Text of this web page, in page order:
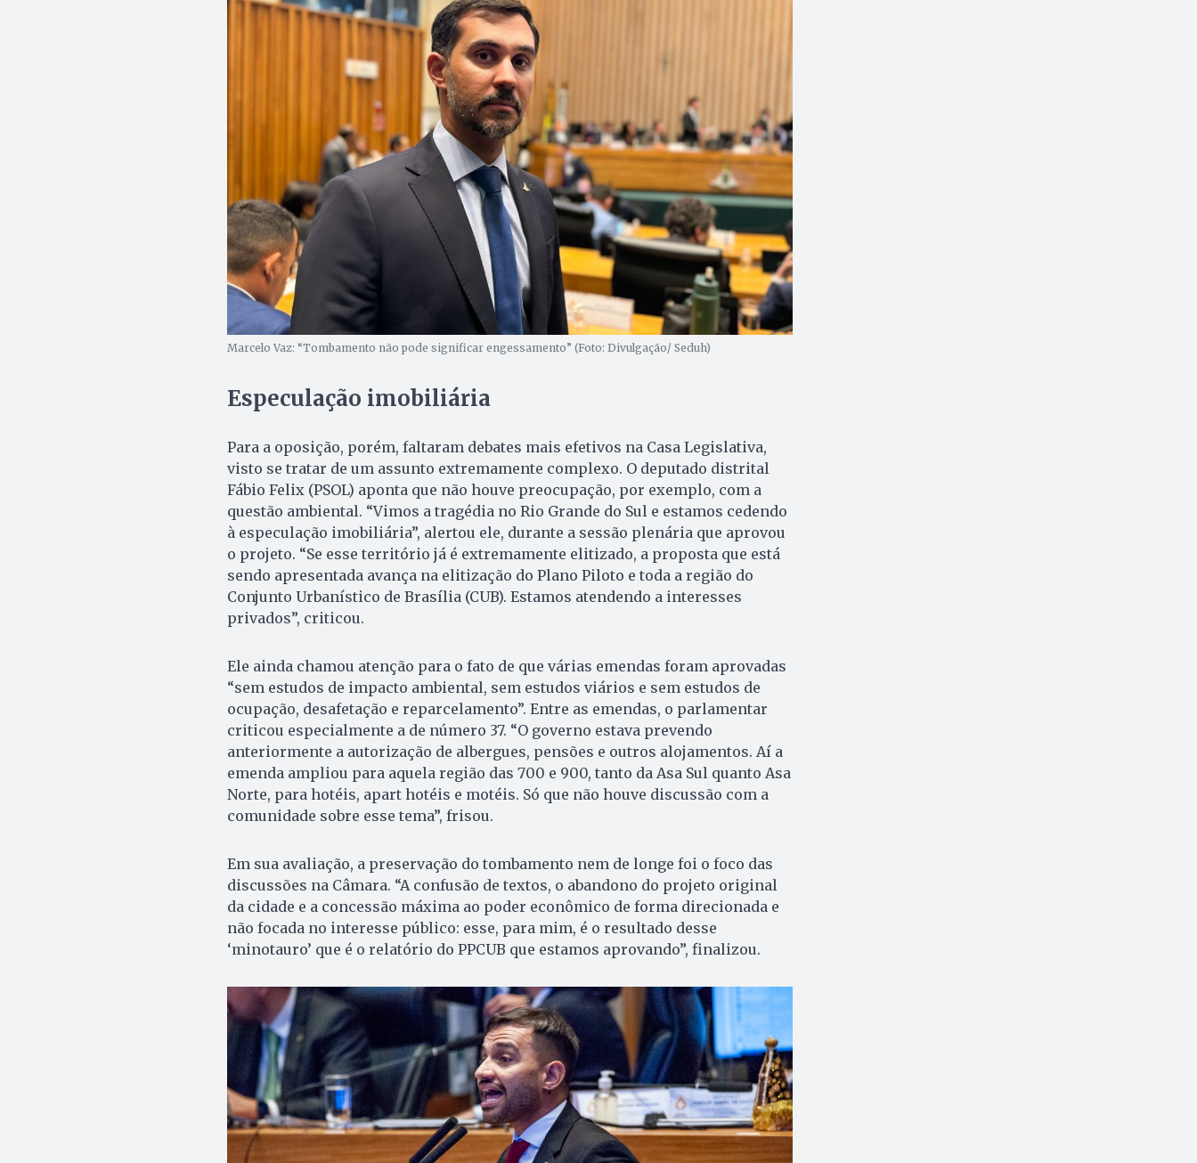
Marcelo Vaz: “Tombamento não pode significar engessamento” (Foto: Divulgação/ Seduh)
Especulação imobiliária
Para a oposição, porém, faltaram debates mais efetivos na Casa Legislativa,
visto se tratar de um assunto extremamente complexo. O deputado distrital
Fábio Felix (PSOL) aponta que não houve preocupação, por exemplo, com a
questão ambiental. “Vimos a tragédia no Rio Grande do Sul e estamos cedendo
à especulação imobiliária”, alertou ele, durante a sessão plenária que aprovou
o projeto. “Se esse território já é extremamente elitizado, a proposta que está
sendo apresentada avança na elitização do Plano Piloto e toda a região do
Conjunto Urbanístico de Brasília (CUB). Estamos atendendo a interesses
privados”, criticou.
Ele ainda chamou atenção para o fato de que várias emendas foram aprovadas
“sem estudos de impacto ambiental, sem estudos viários e sem estudos de
ocupação, desafetação e reparcelamento”. Entre as emendas, o parlamentar
criticou especialmente a de número 37. “O governo estava prevendo
anteriormente a autorização de albergues, pensões e outros alojamentos. Aí a
emenda ampliou para aquela região das 700 e 900, tanto da Asa Sul quanto Asa
Norte, para hotéis, apart hotéis e motéis. Só que não houve discussão com a
comunidade sobre esse tema”, frisou.
Em sua avaliação, a preservação do tombamento nem de longe foi o foco das
discussões na Câmara. “A confusão de textos, o abandono do projeto original
da cidade e a concessão máxima ao poder econômico de forma direcionada e
não focada no interesse público: esse, para mim, é o resultado desse
‘minotauro’ que é o relatório do PPCUB que estamos aprovando”, finalizou.